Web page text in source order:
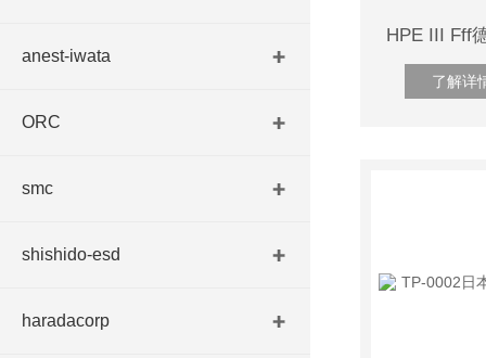
anest-iwata
ORC
smc
shishido-esd
haradacorp
了解详